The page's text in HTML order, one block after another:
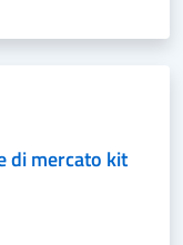
di mercato kit